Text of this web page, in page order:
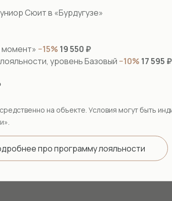
Сюит в «Бурдугузе»
момент» −15% 19 550 ₽
уровень Базовый −10% 17 595 ₽
на объекте. Условия могут быть
про программу лояльности